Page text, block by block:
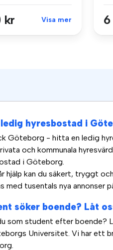
kr Visa mer
hyresbostad i
Göteborg - hitta en ledig
och kommunala
i Göteborg.
hjälp kan du säkert, tryggt
med tusentals nya annonser
söker boende? Låt
som student efter boende?
Universitet. Vi har ett